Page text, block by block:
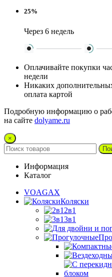
25%
Через 6 недель
Оплачивайте покупки
недели
Никаких
оплата картой
Подробную информацию о
на сайте dolyame.ru
×
Информация
Каталог
VOAGAX
Коляски
2в1
3в1